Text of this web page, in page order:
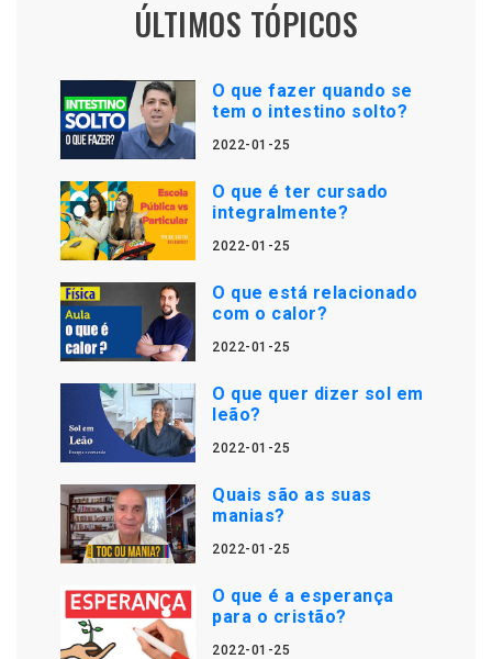
ÚLTIMOS TÓPICOS
O que fazer quando se
tem o intestino solto?
2022-01-25
O que é ter cursado
integralmente?
2022-01-25
O que está relacionado
com o calor?
2022-01-25
O que quer dizer sol em
leão?
2022-01-25
Quais são as suas
manias?
2022-01-25
O que é a esperança
para o cristão?
2022-01-25